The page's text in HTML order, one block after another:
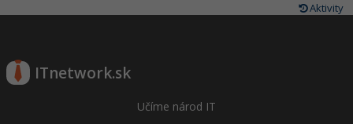
Aktivity
ITnetwork.sk
Učíme národ IT